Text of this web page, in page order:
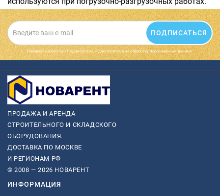
ПОДПИСАТЬСЯ
Нажимая на кнопку «Подписаться», я даю cогласие на обработку персональных данных.
ПРОДАЖА И АРЕНДА
СТРОИТЕЛЬНОГО И СКЛАДСКОГО
ОБОРУДОВАНИЯ.
ДОСТАВКА ПО МОСКВЕ
И РЕГИОНАМ РФ
© 2008 — 2026 НОВАРЕНТ
ИНФОРМАЦИЯ